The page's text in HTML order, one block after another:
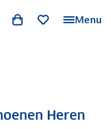
Menu
Heren